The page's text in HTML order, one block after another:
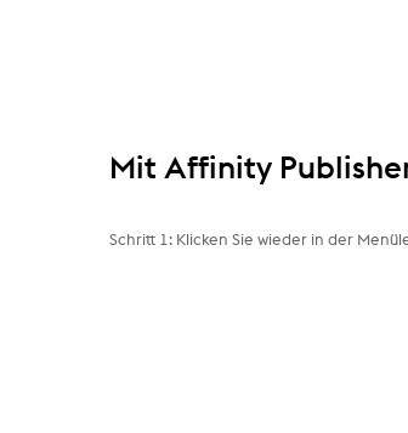
Mit Affinity
Schritt 1: Klicken Sie wieder in der